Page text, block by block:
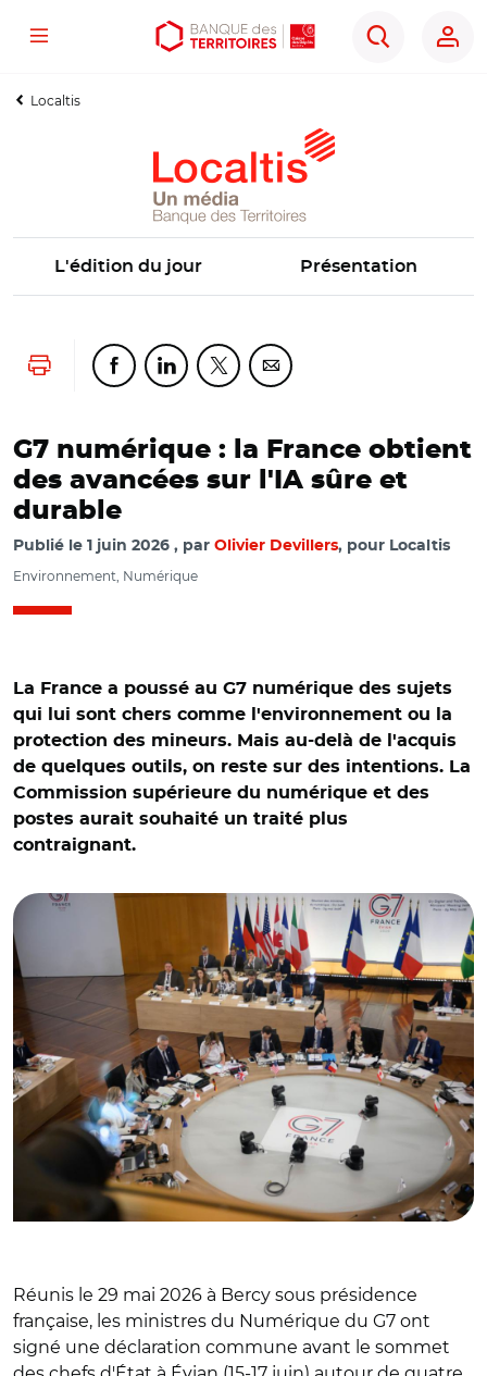
Aller
contenu
Aller
menu
Ouvrir
outils
Menu
Rechercher
Localtis
L'édition du jour Présentation
Lancer l'impressionPartager cette page sur Facebook
Partager cette page sur Linkedin
Partager cette page sur Twitter
Partager cette page sur
G7 numérique : la France obtient
des avancées sur l'IA sûre et
durable
Publié le 1 juin 2026 par Olivier Devillers, pour Localtis
Environnement, Numérique
La France a poussé au G7 numérique des sujets
qui lui sont chers comme l'environnement ou la
protection des mineurs. Mais au-delà de l'acquis
de quelques outils, on reste sur des intentions. La
Commission supérieure du numérique et des
postes aurait souhaité un traité plus
contraignant.
Réunis le 29 mai 2026 à Bercy sous présidence
française, les ministres du Numérique du G7 ont
signé une déclaration commune avant le sommet